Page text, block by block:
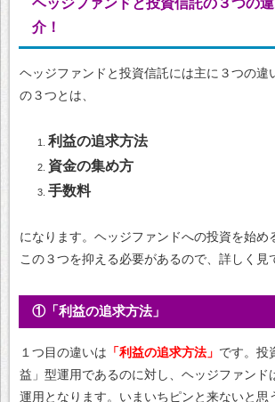
介！
ヘッジファンドと投資信託には主に３つの違
の３つとは、
利益の追求方法
資金の集め方
手数料
になります。ヘッジファンドへの投資を始め
この３つを抑える必要があるので、詳しく見
①「利益の追求方法」
１つ目の違いは 「利益の追求方法」 です。投
益」型運用であるのに対し、ヘッジファンド
運用となります。いまいちピンと来ないと思